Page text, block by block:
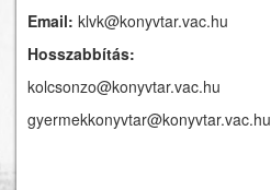
Email: klvk@konyvtar.vac.hu
Hosszabbítás:
kolcsonzo@konyvtar.vac.hu
gyermekkonyvtar@konyvtar.vac.hu